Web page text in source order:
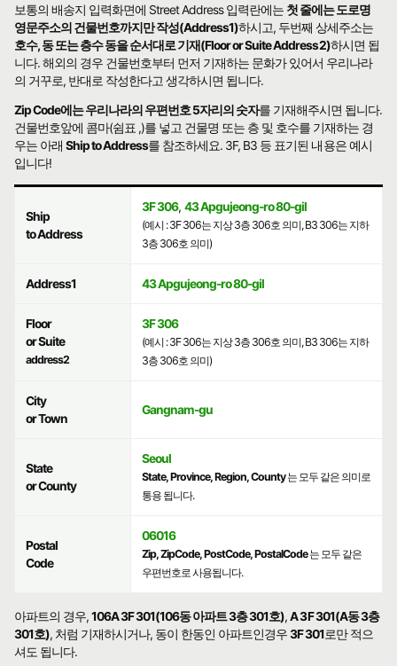
보통의 배송지 입력화면에 Street Address 입력란에는 첫 줄에는 도로명
영문주소의 건물번호까지만 작성(Address1)하시고, 두번째 상세주소는
호수, 동 또는 층수 동을 순서대로 기재(Floor or Suite Address2)하시면 됩
니다. 해외의 경우 건물번호부터 먼저 기재하는 문화가 있어서 우리나라
의 거꾸로, 반대로 작성한다고 생각하시면 됩니다.
Zip Code에는 우리나라의 우편번호 5자리의 숫자를 기재해주시면 됩니다.
건물번호앞에 콤마(쉼표 ,)를 넣고 건물명 또는 층 및 호수를 기재하는 경
우는 아래Ship to Address를 참조하세요. 3F, B3 등 표기된 내용은 예시
입니다!
Ship
to Address
3F 306, 43 Apgujeong-ro 80-gil
(예시 : 3F 306는 지상 3층 306호 의미, B3 306는 지하
3층 306호 의미)
Address1 43 Apgujeong-ro 80-gil
Floor
or Suite
address2
3F 306
(예시 : 3F 306는 지상 3층 306호 의미, B3 306는 지하
3층 306호 의미)
City
or Town
Gangnam-gu
State
or County
Seoul
State, Province, Region, County는 모두 같은 의미로
통용 됩니다.
Postal
Code
06016
Zip, ZipCode, PostCode, PostalCode는 모두 같은
우편번호로 사용됩니다.
아파트의 경우,106A 3F 301(106동 아파트 3층 301호),A 3F 301(A동 3층
301호), 처럼 기재하시거나, 동이 한동인 아파트인경우3F 301로만 적으
셔도 됩니다.